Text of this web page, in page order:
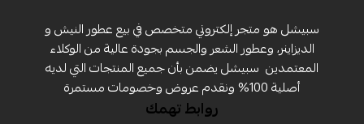
سبيشل هو متجر إلكتروني متخصص في بيع عطور النيش و
الديزاينر، وعطور الشعر والجسم بجودة عالية من الوكلاء
المعتمدين ‏ سبيشل يضمن بأن جميع المنتجات التي لديه
أصلية 100% ونقدم عروض وخصومات مستمرة
روابط تهمك